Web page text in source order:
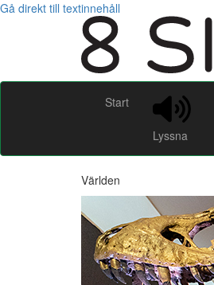
Gå direkt till textinnehåll
Start
Lyssna
Världen